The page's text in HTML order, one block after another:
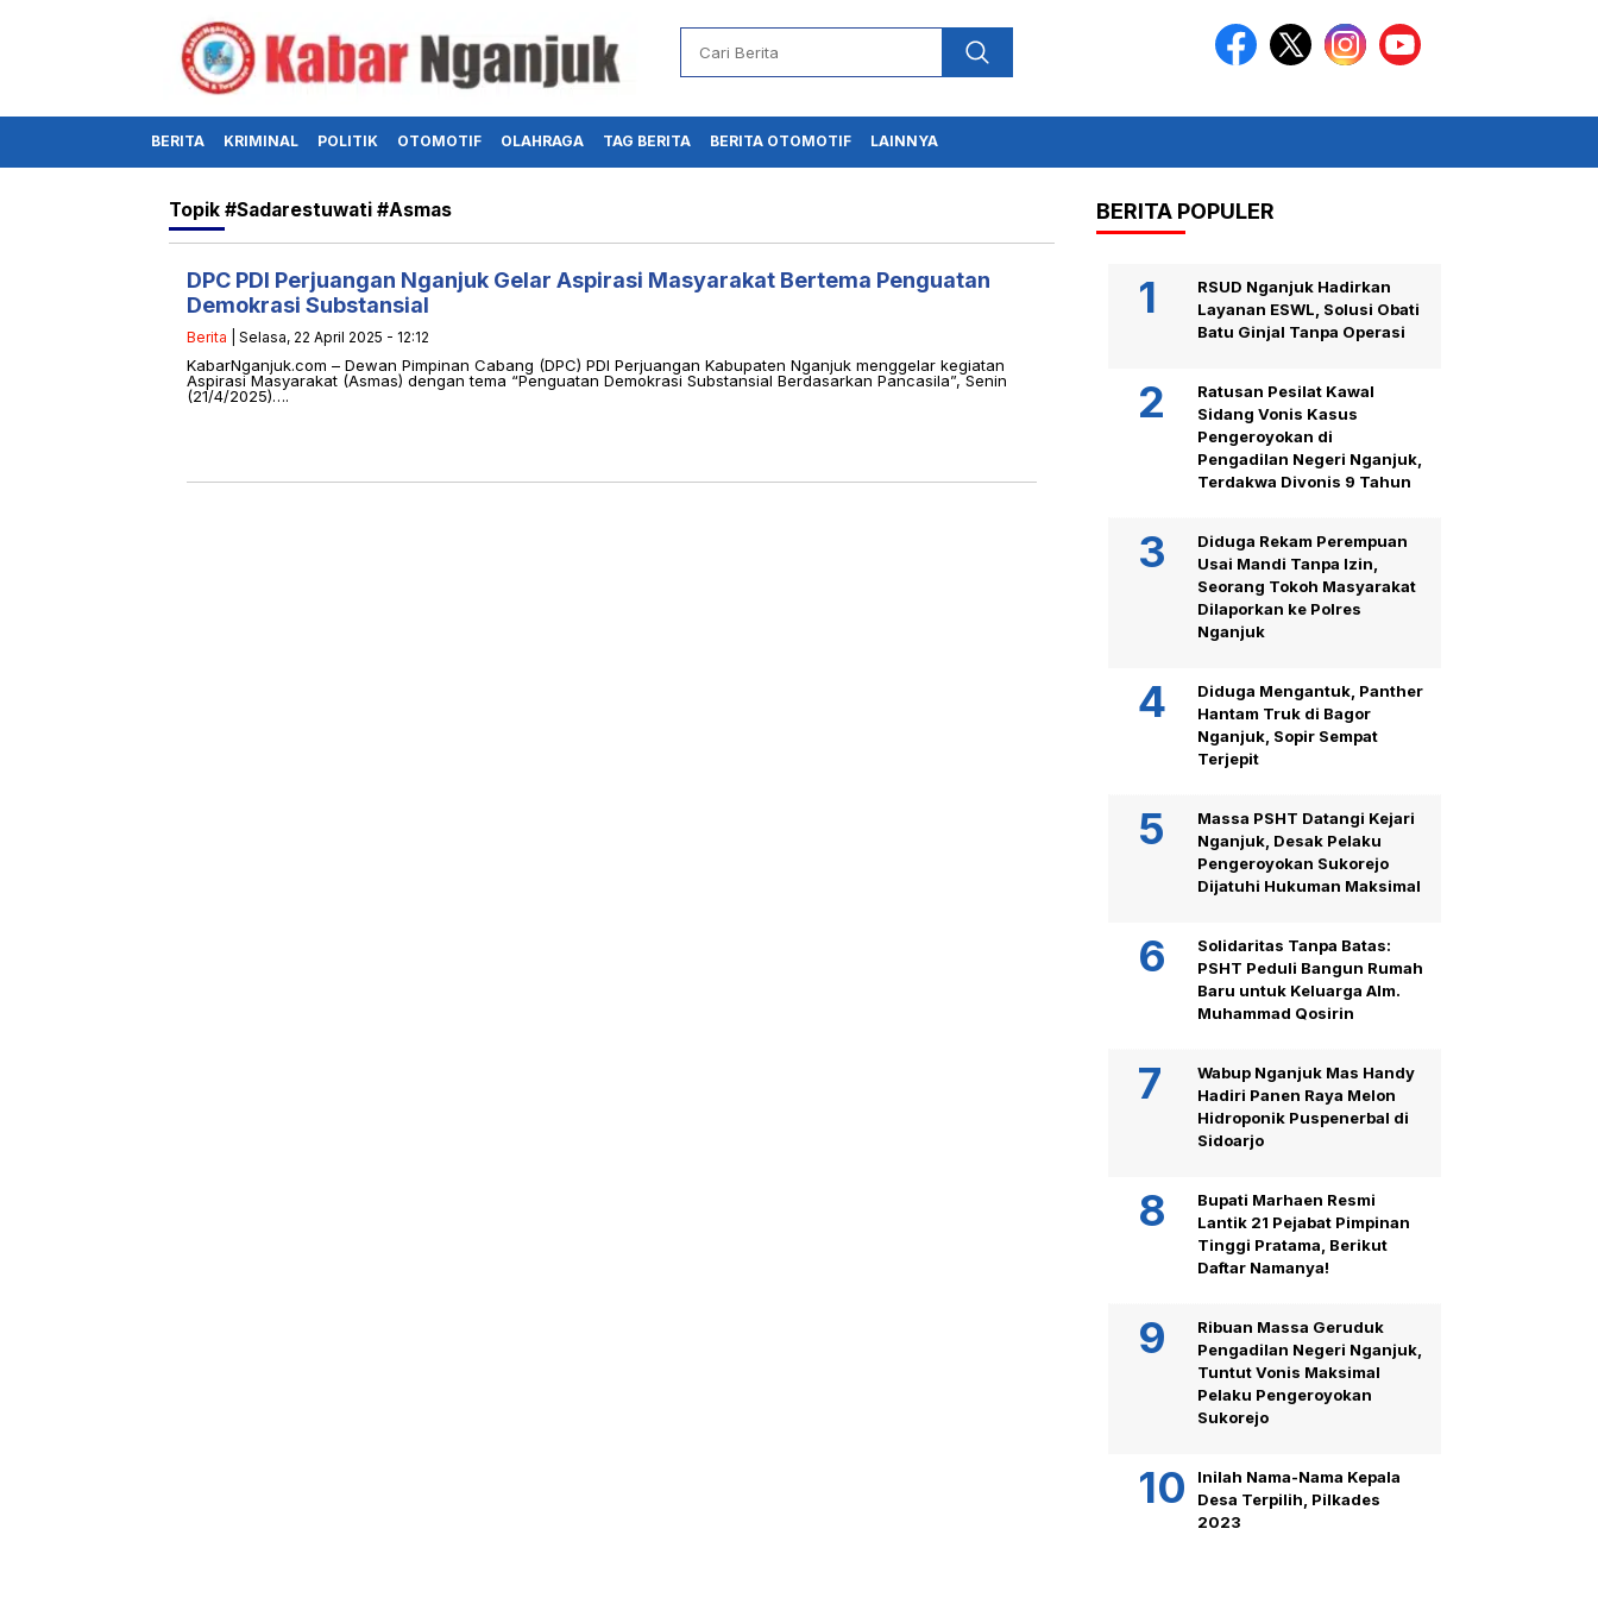
BERITA KRIMINAL POLITIK OTOMOTIF OLAHRAGA TAG BERITA BERITA OTOMOTIF LAINNYA
Topik #Sadarestuwati #Asmas
DPC PDI Perjuangan Nganjuk Gelar Aspirasi Masyarakat Bertema Penguatan
Demokrasi Substansial
Berita | Selasa, 22 April 2025 - 12:12
KabarNganjuk.com – Dewan Pimpinan Cabang (DPC) PDI Perjuangan Kabupaten Nganjuk menggelar kegiatan
Aspirasi Masyarakat (Asmas) dengan tema “Penguatan Demokrasi Substansial Berdasarkan Pancasila”, Senin
(21/4/2025)….
BERITA POPULER
RSUD Nganjuk Hadirkan
Layanan ESWL, Solusi Obati
Batu Ginjal Tanpa Operasi
Ratusan Pesilat Kawal
Sidang Vonis Kasus
Pengeroyokan di
Pengadilan Negeri Nganjuk,
Terdakwa Divonis 9 Tahun
Diduga Rekam Perempuan
Usai Mandi Tanpa Izin,
Seorang Tokoh Masyarakat
Dilaporkan ke Polres
Nganjuk
Diduga Mengantuk, Panther
Hantam Truk di Bagor
Nganjuk, Sopir Sempat
Terjepit
Massa PSHT Datangi Kejari
Nganjuk, Desak Pelaku
Pengeroyokan Sukorejo
Dijatuhi Hukuman Maksimal
Solidaritas Tanpa Batas:
PSHT Peduli Bangun Rumah
Baru untuk Keluarga Alm.
Muhammad Qosirin
Wabup Nganjuk Mas Handy
Hadiri Panen Raya Melon
Hidroponik Puspenerbal di
Sidoarjo
Bupati Marhaen Resmi
Lantik 21 Pejabat Pimpinan
Tinggi Pratama, Berikut
Daftar Namanya!
Ribuan Massa Geruduk
Pengadilan Negeri Nganjuk,
Tuntut Vonis Maksimal
Pelaku Pengeroyokan
Sukorejo
Inilah Nama-Nama Kepala
Desa Terpilih, Pilkades
2023